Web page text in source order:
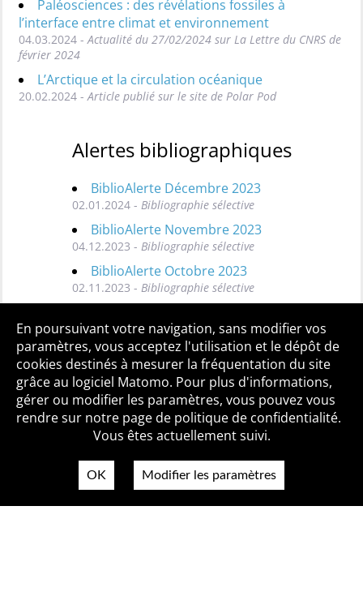
Paléosciences : des révélations fossiles à
l’interface entre climat et environnement
04.03.2024 - Actualité du 27/02/2024 sur La Lettre du CNRS de
février 2024
L’Arctique et la circulation océanique
20.02.2024 - Article publié sur le site de Polar Pod
Alertes bibliographiques
BiblioAlerte Décembre 2023
02.01.2024 - Bibliographie sélective
BiblioAlerte Novembre 2023
04.12.2023 - Bibliographie sélective
BiblioAlerte Octobre 2023
02.11.2023 - Bibliographie sélective
Toutes les BiblioAlertes
Qui sommes-nous ? Mentions légales
Accessibilité
Politique de confidentialité
Contact
En poursuivant votre navigation, sans modifier vos
paramètres, vous acceptez l'utilisation et le dépôt de
cookies destinés à mesurer la fréquentation du site
grâce au logiciel Matomo. Pour plus d'informations,
gérer ou modifier les paramètres, vous pouvez vous
rendre sur notre page de politique de confidentialité.
Vous êtes actuellement suivi.
OK Modifier les paramètres